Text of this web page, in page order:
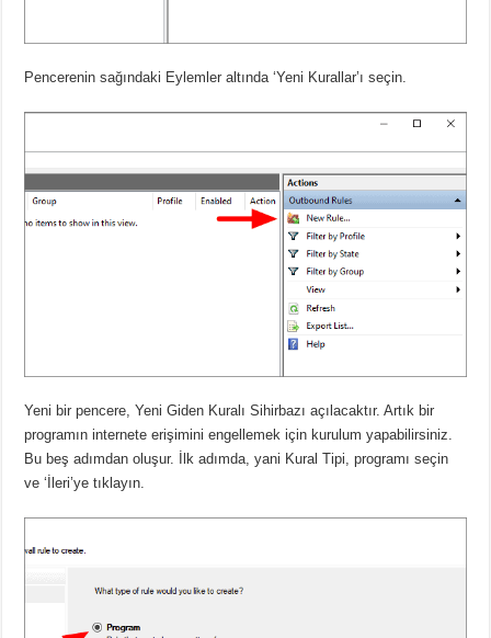
Pencerenin sağındaki Eylemler altında ‘Yeni Kurallar’ı seçin.
Yeni bir pencere, Yeni Giden Kuralı Sihirbazı açılacaktır. Artık bir
programın internete erişimini engellemek için kurulum yapabilirsiniz.
Bu beş adımdan oluşur. İlk adımda, yani Kural Tipi, programı seçin
ve ‘İleri’ye tıklayın.